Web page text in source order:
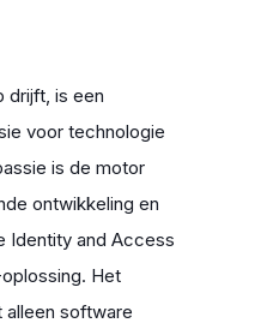
drijft, is een
voor technologie
is de motor
ontwikkeling en
Identity and Access
Het
alleen software